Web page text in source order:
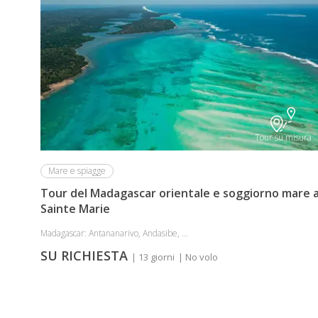
Tour su misura
Mare e spiagge
Tour del Madagascar orientale e soggiorno mare
Sainte Marie
Madagascar: Antananarivo, Andasibe, ...
SU RICHIESTA | 13 giorni | No volo